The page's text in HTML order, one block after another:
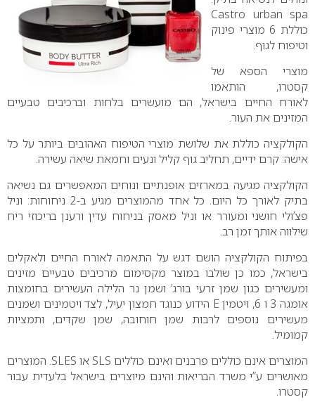
Castro urban spa
כוללת 6 מוצרי פינוק
וטיפוח לגוף.
מוצרי הספא של
קסטרו, הותאמו
לאורח החיים בישראל, הם מועשרים בלחות וברכיבים טבעיים
המזינים את העור.
הקולקציה כוללת את שלושת מוצרי הטיפוח האהובים ביותר על כל
אישה: קרם ידיים, תחליב גוף קליל ונעים וחמאת שיאה עשירה.
הקולקציה מגיעה במארזים אופנתיים ונוחים המאפשרים גם נשיאה
בתיק לאורך כל היום. כל אחד מהמוצרים מגיע ב-2 ניחוחות: וניל
פצ’ולי חושני ומעורר או וניל מאסק בניחוח עדין ורענן בריכוזי ריח
שילווה אותך זמן רב.
בפיתוח הקולקציה הושם דגש על התאמה לאורח החיים ולאקלים
בישראל, כמו כן שולבו במוצר מקסימום מרכיבים טבעיים מזינים
ומעשירים כגון שמן זרעי בורג’ ושמן נר הלילה העשירים בחומצות
אומגה 3 ו 6, ויטמין E הידוע כנוגד חמצון יעיל, לצד ויטמינים ושמנים
מעשירים נוספים לרבות שמן חוחובה, שמן שקדים, ותמציות
קמומיל.
המוצרים אינם כוללים פרבנים ואינם כוללים SLS או SLES. המוצרים
מאושרים ע”י משרד הבריאות והינם מיוצרים בישראל בלעדית עבור
קסטרו.